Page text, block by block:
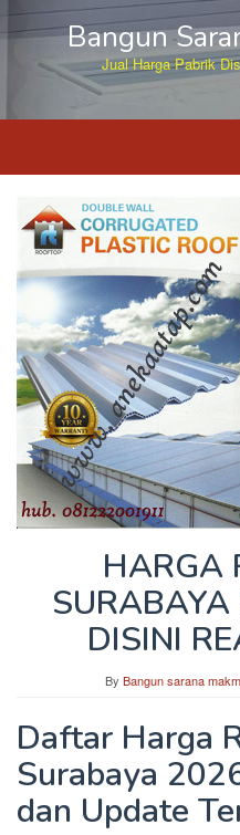
Skip
Bangun
Jual Harga Pabrik
HARGA
DISINI
By Bangun sarana
Daftar Harga
Surabaya
dan Update